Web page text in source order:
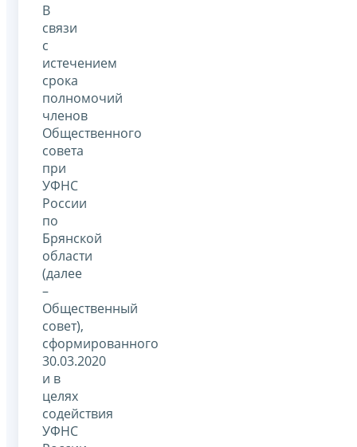
В
связи
с
истечением
срока
полномочий
членов
Общественного
совета
при
УФНС
России
по
Брянской
области
(далее
–
Общественный
совет),
сформированного
30.03.2020
и в
целях
содействия
УФНС